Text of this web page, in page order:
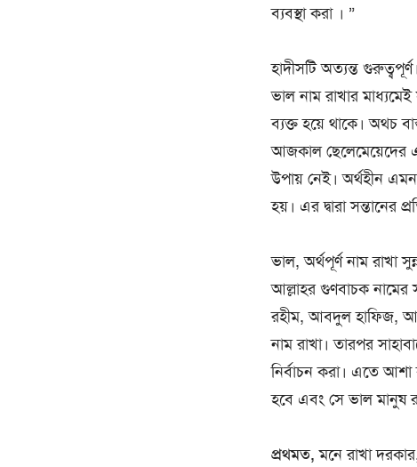
ব্যবস্থা করা । ”
হাদীসটি অত্যন্ত
ভাল নাম রাখার
ব্যক্ত হয়ে থাকে। অথচ
আজকাল ছেলেমেয়েদের
উপায় নেই। অর্থহীন
হয়। এর দ্বারা সন্তানের
ভাল, অর্থপূর্ণ নাম রাখা
আল্লাহর গুণবাচক
রহীম, আবদুল হাফিজ,
নাম রাখা। তারপর
নির্বাচন করা। এতে আশা
হবে এবং সে ভাল মানুষ
প্রথমত, মনে রাখা